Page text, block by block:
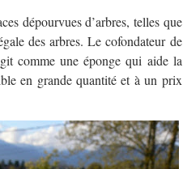
dépourvues d’arbres, telles que
des arbres. Le cofondateur de
comme une éponge qui aide la
en grande quantité et à un prix